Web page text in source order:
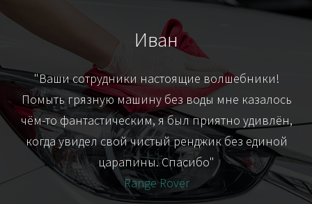
Иван
"Ваши сотрудники настоящие волшебники!
Помыть грязную машину без воды мне казалось
чём-то фантастическим, я был приятно удивлён,
когда увидел свой чистый ренджик без единой
царапины. Спасибо"
Range Rover